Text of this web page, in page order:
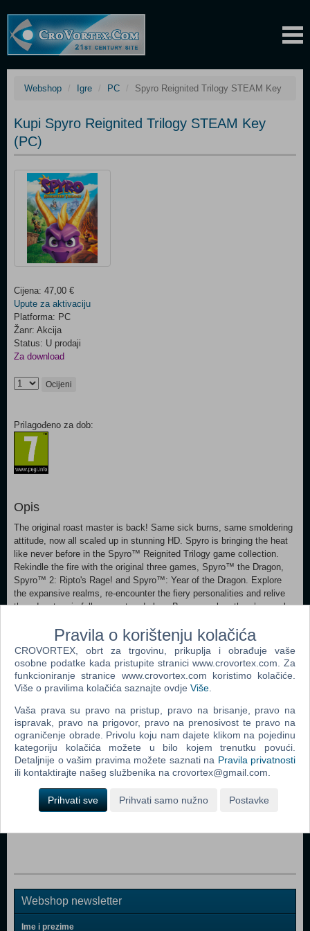
Webshop Igre PC Spyro Reignited Trilogy STEAM Key
Kupi Spyro Reignited Trilogy STEAM Key
(PC)
Cijena: 47,00 €
Upute za aktivaciju
Platforma: PC
Žanr: Akcija
Status: U prodaji
Za download
Ocijeni
Prilagođeno za dob:
Opis
The original roast master is back! Same sick burns, same smoldering
attitude, now all scaled up in stunning HD. Spyro is bringing the heat
like never before in the Spyro™ Reignited Trilogy game collection.
Rekindle the fire with the original three games, Spyro™ the Dragon,
Spyro™ 2: Ripto's Rage! and Spyro™: Year of the Dragon. Explore
the expansive realms, re-encounter the fiery personalities and relive
the adventure in fully remastered glory. Because when there’s a realm
Dodaj u košaricu
Popularno
Grand Theft Auto San Andreas (PC)
Grand Theft Auto Vice City (PC)
Grand Theft Auto IV (PC)
Call Of Duty 4 Modern Warfare (PC)
Spider - Man 3 (PC)
Webshop newsletter
Ime i prezime
Pravila o korištenju kolačića
CROVORTEX, obrt za trgovinu, prikuplja i obrađuje vaše
osobne podatke kada pristupite stranici www.crovortex.com. Za
funkcioniranje stranice www.crovortex.com koristimo kolačiće.
Više o pravilima kolačića saznajte ovdje Više
Vaša prava su pravo na pristup, pravo na brisanje, pravo na
ispravak, pravo na prigovor, pravo na prenosivost te pravo na
ograničenje obrade. Privolu koju nam dajete klikom na pojedinu
kategoriju kolačića možete u bilo kojem trenutku povući.
Detaljnije o vašim pravima možete saznati na Pravila privatnosti
ili kontaktirajte našeg službenika na crovortex@gmail.com.
Prihvati sve Prihvati samo nužno Postavke